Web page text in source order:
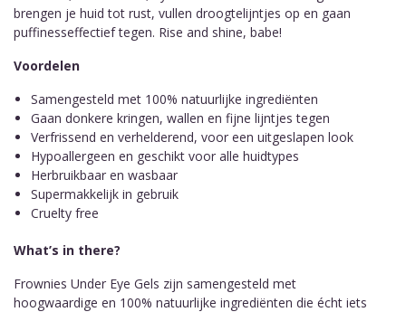
brengen je huid tot rust, vullen droogtelijntjes op en gaan
puffinesseffectief tegen. Rise and shine, babe!
Voordelen
Samengesteld met 100% natuurlijke ingrediënten
Gaan donkere kringen, wallen en fijne lijntjes tegen
Verfrissend en verhelderend, voor een uitgeslapen look
Hypoallergeen en geschikt voor alle huidtypes
Herbruikbaar en wasbaar
Supermakkelijk in gebruik
Cruelty free
What’s in there?
Frownies Under Eye Gels zijn samengesteld met
hoogwaardige en 100% natuurlijke ingrediënten die écht iets